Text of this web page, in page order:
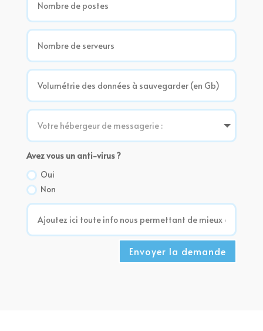
Avez vous un anti-virus ?
Oui
Non
Envoyer la demande